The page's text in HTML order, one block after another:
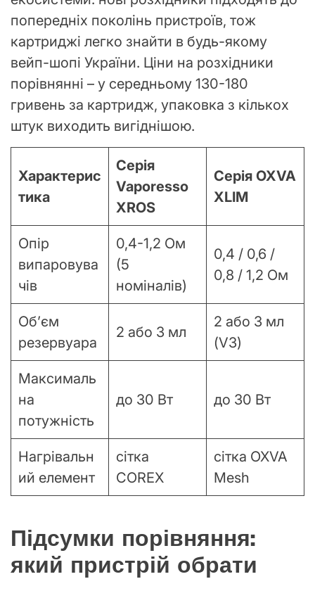
попередніх поколінь пристроїв, тож
картриджі легко знайти в будь-якому
вейп-шопі України. Ціни на розхідники
порівнянні – у середньому 130-180
гривень за картридж, упаковка з кількох
штук виходить вигіднішою.
Характерис
тика
Серія
Vaporesso
XROS
Серія OXVA
XLIM
Опір
випаровува
чів
0,4-1,2 Ом
(5
номіналів)
0,4 / 0,6 /
0,8 / 1,2 Ом
Об’єм
резервуара
2 або 3 мл
2 або 3 мл
(V3)
Максималь
на
потужність
до 30 Вт до 30 Вт
Нагрівальн
ий елемент
сітка
COREX
сітка OXVA
Mesh
Підсумки порівняння:
який пристрій обрати